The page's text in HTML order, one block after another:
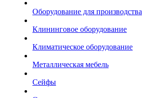
Оборудование для производства
Клининговое оборудование
Климатическое оборудование
Металлическая мебель
Сейфы